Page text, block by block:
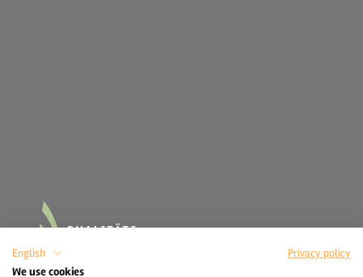
English
Privacy policy
We use cookies